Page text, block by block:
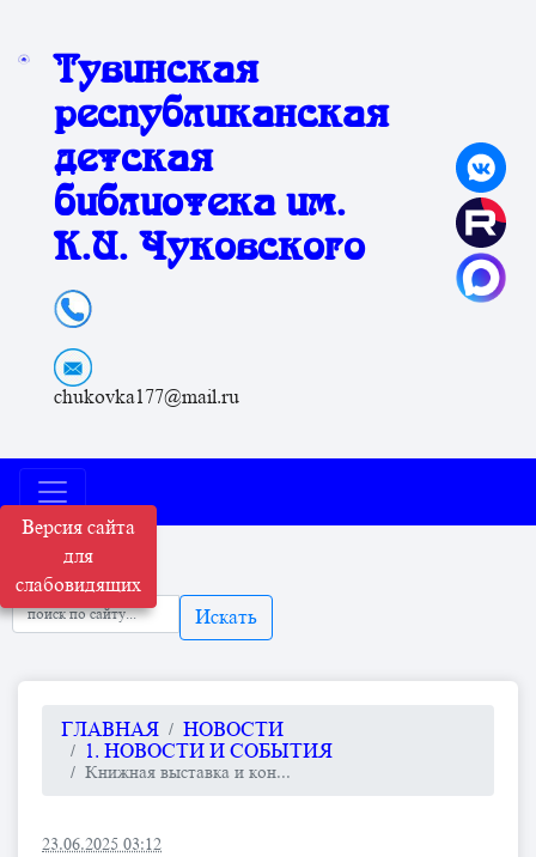
Версия сайта
для
слабовидящих
Тувинская
республиканская
детская
библиотека им.
К.И. Чуковского
chukovka177@mail.ru
Искать
ГЛАВНАЯ
НОВОСТИ
1. НОВОСТИ И СОБЫТИЯ
Книжная выставка и кон...
23.06.2025 03:12